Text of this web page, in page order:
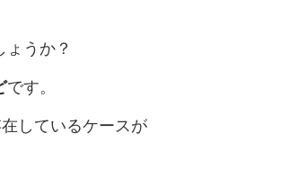
うか？
です。
しているケースが